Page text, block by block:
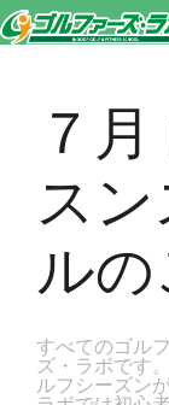
宿区、若松河田で気軽にゴルフレッス
７
ス
ル
すべてのゴル
ズ・ラボです
ルフシーズン